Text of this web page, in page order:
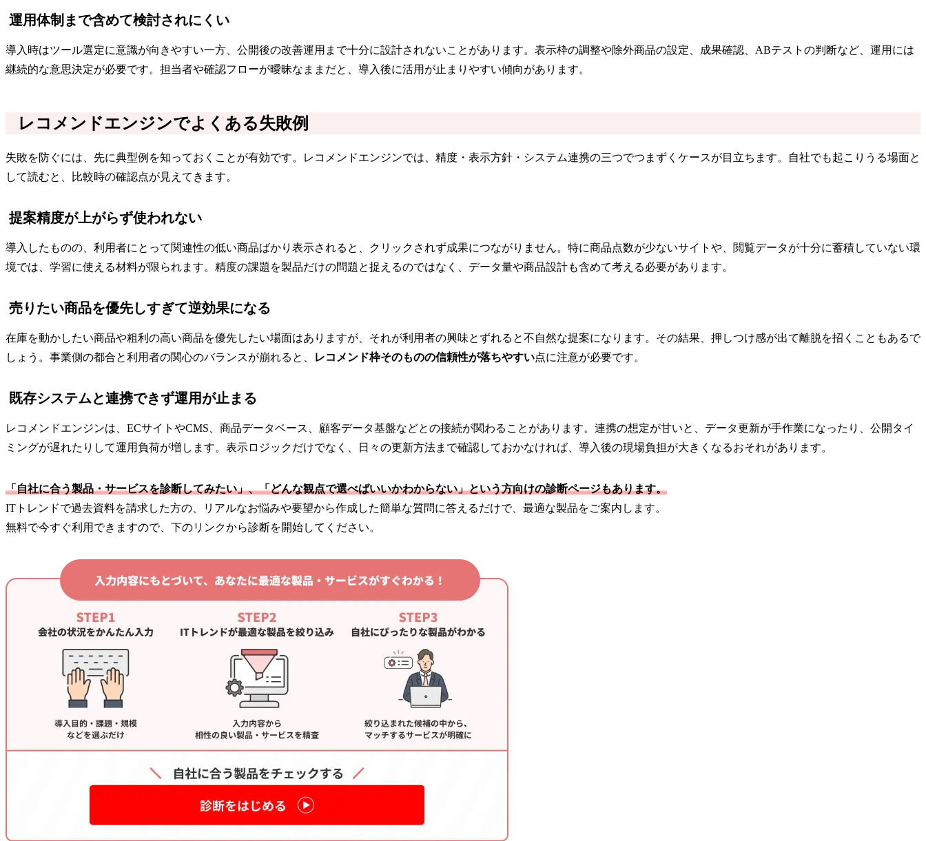
運用体制まで含めて検討されにくい
導入時はツール選定に意識が向きやすい一方、公開後の改善運用まで十分に設計されないことがあります。表示枠の調整や除外商品の設定、成果確認、ABテストの判断など、運用には
継続的な意思決定が必要です。担当者や確認フローが曖昧なままだと、導入後に活用が止まりやすい傾向があります。
レコメンドエンジンでよくある失敗例
失敗を防ぐには、先に典型例を知っておくことが有効です。レコメンドエンジンでは、精度・表示方針・システム連携の三つでつまずくケースが目立ちます。自社でも起こりうる場面と
して読むと、比較時の確認点が見えてきます。
提案精度が上がらず使われない
導入したものの、利用者にとって関連性の低い商品ばかり表示されると、クリックされず成果につながりません。特に商品点数が少ないサイトや、閲覧データが十分に蓄積していない環
境では、学習に使える材料が限られます。精度の課題を製品だけの問題と捉えるのではなく、データ量や商品設計も含めて考える必要があります。
売りたい商品を優先しすぎて逆効果になる
在庫を動かしたい商品や粗利の高い商品を優先したい場面はありますが、それが利用者の興味とずれると不自然な提案になります。その結果、押しつけ感が出て離脱を招くこともあるで
しょう。事業側の都合と利用者の関心のバランスが崩れると、
レコメンド枠そのものの信頼性が落ちやすい点に注意が必要です。
既存システムと連携できず運用が止まる
レコメンドエンジンは、ECサイトやCMS、商品データベース、顧客データ基盤などとの接続が関わることがあります。連携の想定が甘いと、データ更新が手作業になったり、公開タイ
ミングが遅れたりして運用負荷が増します。表示ロジックだけでなく、日々の更新方法まで確認しておかなければ、導入後の現場負担が大きくなるおそれがあります。
「自社に合う製品・サービスを診断してみたい」、「どんな観点で選べばいいかわからない」という方向けの診断ページもあります。
ITトレンドで過去資料を請求した方の、リアルなお悩みや要望から作成した簡単な質問に答えるだけで、最適な製品をご案内します。
無料で今すぐ利用できますので、下のリンクから診断を開始してください。